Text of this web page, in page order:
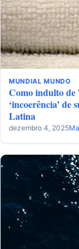
MUNDIAL MUNDO
Como indulto de
‘incoerência’
Latina
dezembro 4, 2025